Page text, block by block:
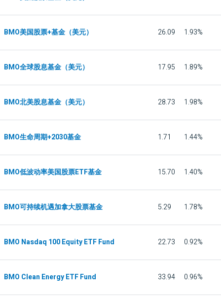
BMO美国股票+基金（美元） 26.09 1.93%
BMO全球股息基金（美元） 17.95 1.89%
BMO北美股息基金（美元） 28.73 1.98%
BMO生命周期+2030基金 1.71 1.44%
BMO低波动率美国股票ETF基金 15.70 1.40%
BMO可持续机遇加拿大股票基金 5.29 1.78%
BMO Nasdaq 100 Equity ETF Fund 22.73 0.92%
BMO Clean Energy ETF Fund 33.94 0.96%